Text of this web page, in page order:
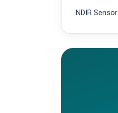
NDIR Sensor